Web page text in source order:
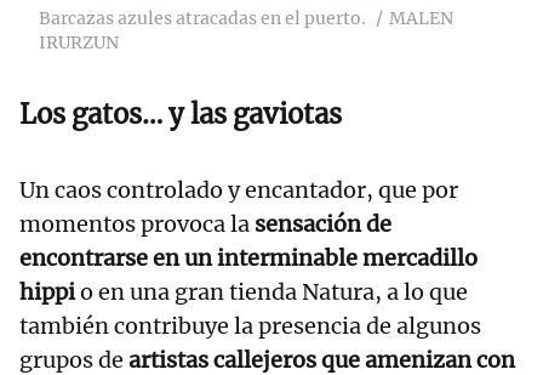
Barcazas azules atracadas en el puerto.
MALEN
IRURZUN
Los gatos… y las gaviotas
Un caos controlado y encantador, que por
momentos provoca la sensación de
encontrarse en un interminable mercadillo
hippio en una gran tienda Natura, a lo que
también contribuye la presencia de algunos
grupos de artistas callejeros que amenizan con